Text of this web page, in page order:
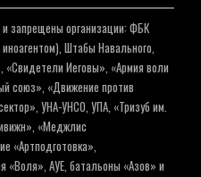
запрещены организации: ФБК
Штабы Навального,
«Свидетели Иеговы», «Армия воли
союз», «Движение против
УНА-УНСО, УПА, «Тризуб им.
«Меджлис
«Артподготовка»,
«Воля», АУЕ, батальоны «Азов» и